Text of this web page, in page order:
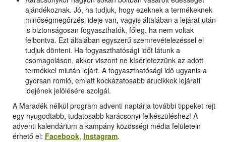
ajándékoznak. Jó, ha tudjuk, hogy ezeknek a termékeknek
minőségmegőrzési ideje van, vagyis általában a lejárat után
is biztonságosan fogyaszthatók, főleg, ha nem voltak
felbontva. Ezt általában egyszerű szemrevételezéssel el
tudjuk dönteni. Ha fogyaszthatósági időt látunk a
csomagoláson, akkor viszont ne kísérletezzünk az adott
termékkel miután lejárt. A fogyaszthatósági idő ugyanis a
gyorsan romló, emiatt kockázatosabb árucikkek lejárati
idejének jelölésére szolgál.
A Maradék nélkül program adventi naptárja további tippeket rejt
egy nyugodtabb, tudatosabb karácsonyi felkészüléshez! A
adventi kalendárium a kampány közösségi média felületein
érhető el: Facebook, Instagram.